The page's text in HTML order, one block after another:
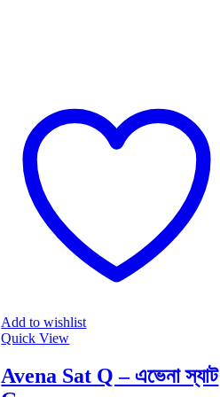
Add to wishlist
Quick View
Avena Sat Q – এভেনা স্যাট